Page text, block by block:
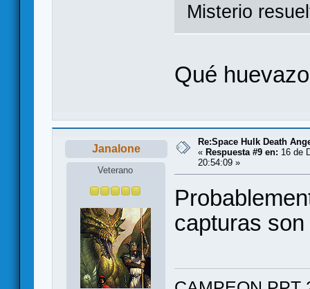
Misterio
Qué
Janalone
Veterano
Re:Space Hulk Death
« Respuesta #9 en: 16 de
20:54:09 »
capturas